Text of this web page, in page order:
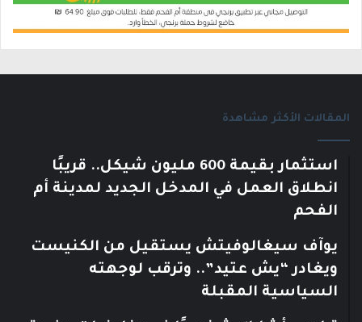
المقالات الأكثر مشاهدة
استثمار بقيمة 600 مليون شيكل.. قريبًا
انطلاق العمل في المدخل الجديد لمدينة أم
الفحم
يوآف سيغالوفيتش يستقيل من الكنيست
ويغادر “يش عتيد”.. وترقب لوجهته
السياسية المقبلة